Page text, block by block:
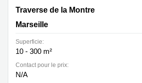
Traverse de la Montre 20, Marseille
Traverse de la Montre
Marseille
Superficie:
10 - 300 m²
Contact pour le prix:
N/A